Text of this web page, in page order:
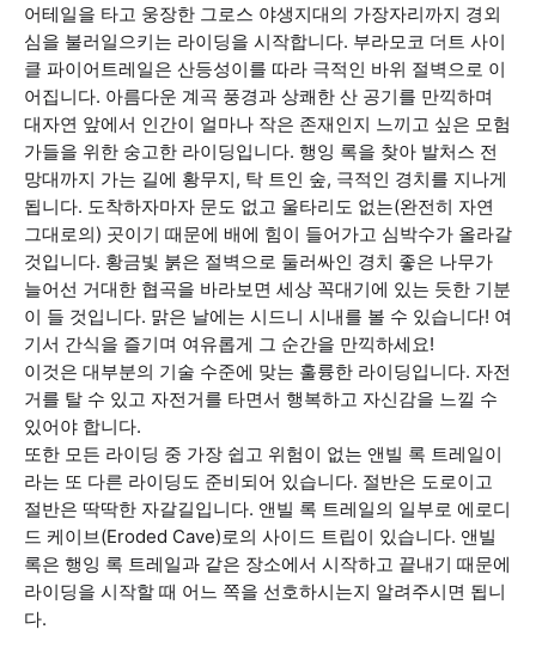
어테일을 타고 웅장한 그로스 야생지대의 가장자리까지 경외
심을 불러일으키는 라이딩을 시작합니다. 부라모코 더트 사이
클 파이어트레일은 산등성이를 따라 극적인 바위 절벽으로 이
어집니다. 아름다운 계곡 풍경과 상쾌한 산 공기를 만끽하며
대자연 앞에서 인간이 얼마나 작은 존재인지 느끼고 싶은 모험
가들을 위한 숭고한 라이딩입니다. 행잉 록을 찾아 발처스 전
망대까지 가는 길에 황무지, 탁 트인 숲, 극적인 경치를 지나게
됩니다. 도착하자마자 문도 없고 울타리도 없는(완전히 자연
그대로의) 곳이기 때문에 배에 힘이 들어가고 심박수가 올라갈
것입니다. 황금빛 붉은 절벽으로 둘러싸인 경치 좋은 나무가
늘어선 거대한 협곡을 바라보면 세상 꼭대기에 있는 듯한 기분
이 들 것입니다. 맑은 날에는 시드니 시내를 볼 수 있습니다! 여
기서 간식을 즐기며 여유롭게 그 순간을 만끽하세요!
이것은 대부분의 기술 수준에 맞는 훌륭한 라이딩입니다. 자전
거를 탈 수 있고 자전거를 타면서 행복하고 자신감을 느낄 수
있어야 합니다.
또한 모든 라이딩 중 가장 쉽고 위험이 없는 앤빌 록 트레일이
라는 또 다른 라이딩도 준비되어 있습니다. 절반은 도로이고
절반은 딱딱한 자갈길입니다. 앤빌 록 트레일의 일부로 에로디
드 케이브(Eroded Cave)로의 사이드 트립이 있습니다. 앤빌
록은 행잉 록 트레일과 같은 장소에서 시작하고 끝내기 때문에
라이딩을 시작할 때 어느 쪽을 선호하시는지 알려주시면 됩니
다.